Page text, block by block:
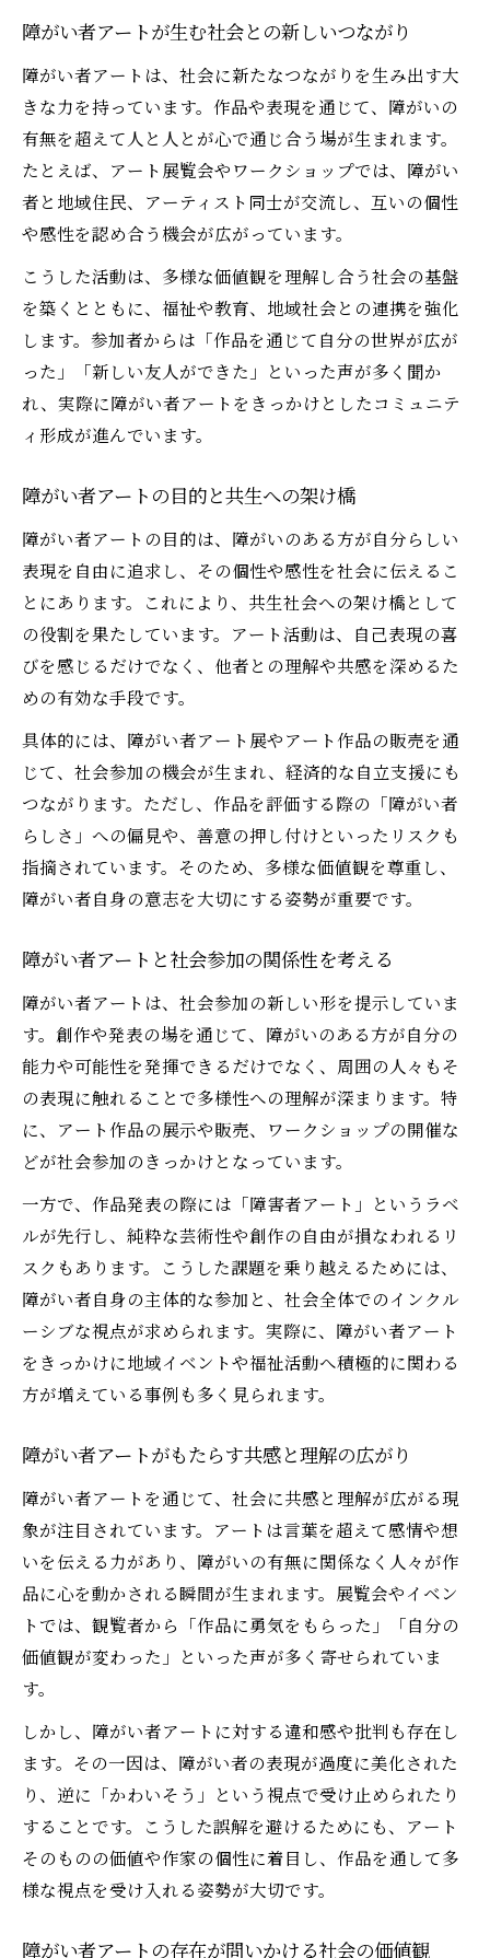
創造性あふれる障がい者アートの力を探る
障がい者アートの創造性が切り拓く可能性
障がい者アート活動の効果とは何かを深掘
り
障がい者アートが社会に与える影響と意義
障がい者アートに見る自由な表現の魅力
共生社会を拓く障がい者アートの魅力
障がい者アートが示す共生社会の具体像
障がい者アートの魅力と包摂する社会の姿
障がい者アートが拓くインクルーシブな未
来
障がい者アートと共生意識の広がりを考察
多様性理解に役立つ障がい者アートの本質
障がい者アートが伝える多様性理解のヒン
ト
障がい者アートの本質を知ることの意義
障がい者アートと多様な価値観の共存
障がい者アートの本質が問いかける社会像
障がい者アート活動がもたらす発見とは
障がい者アート活動が生む新たな気づき
障がい者アートの活動を通じた社会的発見
障がい者アートに関わることで得る多様な
障がい者アート活動がもたらす自己発見
障がい者アートの現場で出会う価値観の変
化
感じる違和感から考える障がい者アート批判
障がい者アートへの批判と違和感の背景を
探る
障がい者アート批判が問いかける芸術の本
質
障がい者アートに感じる違和感の正体とは
障がい者アート批判から見える社会の課題
障がい者アートを巡る違和感とその意義
障がい者アートが生む社会との新しいつながり
障がい者アートは、社会に新たなつながりを生み出す大
きな力を持っています。作品や表現を通じて、障がいの
有無を超えて人と人とが心で通じ合う場が生まれます。
たとえば、アート展覧会やワークショップでは、障がい
者と地域住民、アーティスト同士が交流し、互いの個性
や感性を認め合う機会が広がっています。
こうした活動は、多様な価値観を理解し合う社会の基盤
を築くとともに、福祉や教育、地域社会との連携を強化
します。参加者からは「作品を通じて自分の世界が広が
った」「新しい友人ができた」といった声が多く聞か
れ、実際に障がい者アートをきっかけとしたコミュニテ
ィ形成が進んでいます。
障がい者アートの目的と共生への架け橋
障がい者アートの目的は、障がいのある方が自分らしい
表現を自由に追求し、その個性や感性を社会に伝えるこ
とにあります。これにより、共生社会への架け橋として
の役割を果たしています。アート活動は、自己表現の喜
びを感じるだけでなく、他者との理解や共感を深めるた
めの有効な手段です。
具体的には、障がい者アート展やアート作品の販売を通
じて、社会参加の機会が生まれ、経済的な自立支援にも
つながります。ただし、作品を評価する際の「障がい者
らしさ」への偏見や、善意の押し付けといったリスクも
指摘されています。そのため、多様な価値観を尊重し、
障がい者自身の意志を大切にする姿勢が重要です。
障がい者アートと社会参加の関係性を考える
障がい者アートは、社会参加の新しい形を提示していま
す。創作や発表の場を通じて、障がいのある方が自分の
能力や可能性を発揮できるだけでなく、周囲の人々もそ
の表現に触れることで多様性への理解が深まります。特
に、アート作品の展示や販売、ワークショップの開催な
どが社会参加のきっかけとなっています。
一方で、作品発表の際には「障害者アート」というラベ
ルが先行し、純粋な芸術性や創作の自由が損なわれるリ
スクもあります。こうした課題を乗り越えるためには、
障がい者自身の主体的な参加と、社会全体でのインクル
ーシブな視点が求められます。実際に、障がい者アート
をきっかけに地域イベントや福祉活動へ積極的に関わる
方が増えている事例も多く見られます。
障がい者アートがもたらす共感と理解の広がり
障がい者アートを通じて、社会に共感と理解が広がる現
象が注目されています。アートは言葉を超えて感情や想
いを伝える力があり、障がいの有無に関係なく人々が作
品に心を動かされる瞬間が生まれます。展覧会やイベン
トでは、観覧者から「作品に勇気をもらった」「自分の
価値観が変わった」といった声が多く寄せられていま
す。
しかし、障がい者アートに対する違和感や批判も存在し
ます。その一因は、障がい者の表現が過度に美化された
り、逆に「かわいそう」という視点で受け止められたり
することです。こうした誤解を避けるためにも、アート
そのものの価値や作家の個性に着目し、作品を通して多
様な視点を受け入れる姿勢が大切です。
障がい者アートの存在が問いかける社会の価値観